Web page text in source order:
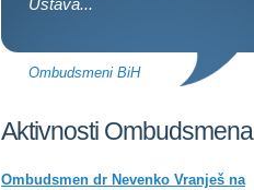
Ustava...
Ombudsmeni BiH
Aktivnosti Ombudsmena
Ombudsmen dr Nevenko Vranješ na